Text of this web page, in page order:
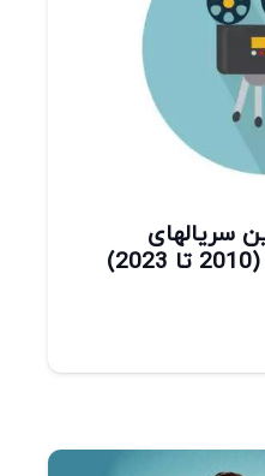
سریالهای